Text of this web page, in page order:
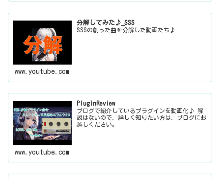
分解してみた♪_SSS
SSSの創った曲を分解した動画たち♪
www.youtube.com
PluginReview
ブログで紹介しているプラグインを動画化♪ 解
説はないので、詳しく知りたい方は、ブログにお
越しください。
www.youtube.com